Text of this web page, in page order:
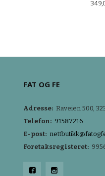
Pris
FAT OG FE
Adresse: Raveien 500,
Telefon: 91587216
E-post:
Foretaksregisteret: